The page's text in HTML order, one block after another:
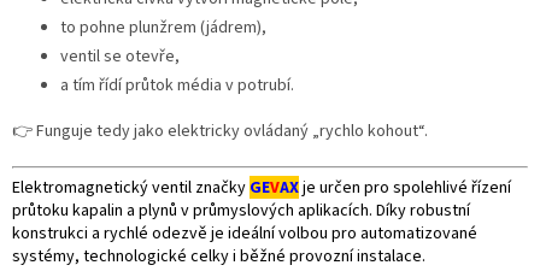
to pohne plunžrem (jádrem),
ventil se otevře,
a tím řídí průtok média v potrubí.
👉 Funguje tedy jako elektricky ovládaný „rychlo kohout“.
Elektromagnetický ventil značky GEVAXje určen pro spolehlivé řízení
průtoku kapalin a plynů v průmyslových aplikacích. Díky robustní
konstrukci a rychlé odezvě je ideální volbou pro automatizované
systémy, technologické celky i běžné provozní instalace.